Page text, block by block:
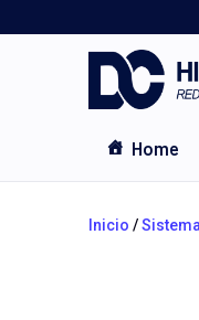
Home
Inicio /